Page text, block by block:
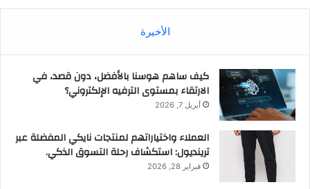
الأخيرة
كيف ساهم هوسنا بالأفضل، دون قصد، في
الارتقاء بمستوى الترفيه الإلكتروني؟
أبريل 7, 2026
العملاء واختياراتهم لمنتجات نايكي المفضلة عبر
ترينديول: استكشاف رحلة التسوق الذكي.
فبراير 28, 2026